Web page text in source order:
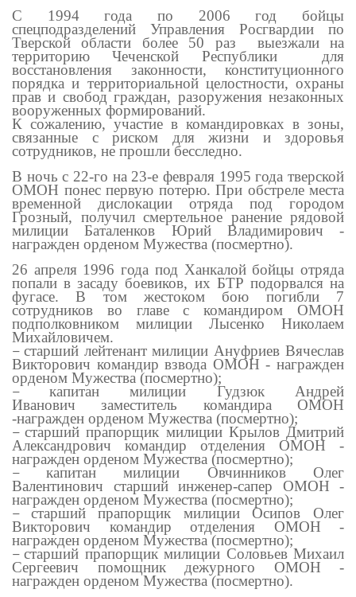
С 1994 года по 2006 год бойцы
спецподразделений Управления Росгвардии по
Тверской области более50 раз выезжали на
территорию Чеченской Республики для
восстановления законности, конституционного
порядка и территориальной целостности, охраны
прав и свобод граждан, разоружения незаконных
вооруженных формирований.
К сожалению, участие в командировках в зоны,
связанные с риском для жизни и здоровья
сотрудников, не прошли бесследно.
В ночь с 22-го на 23-е февраля 1995 года тверской
ОМОН понес первую потерю. При обстреле места
временной дислокации отряда под городом
Грозный, получил смертельное ранение рядовой
милиции Баталенков Юрий Владимирович -
награжден орденом Мужества (посмертно).
26 апреля 1996 года под Ханкалой бойцы отряда
попали в засаду боевиков, их БТР подорвался на
фугасе. В том жестоком бою погибли 7
сотрудников во главе с командиром ОМОН
подполковником милиции Лысенко Николаем
Михайловичем.
— старший лейтенант милиции Ануфриев Вячеслав
Викторович командир взвода ОМОН - награжден
орденом Мужества (посмертно);
—
капитан милиции Гудзюк Андрей
Иванович заместитель командира ОМОН
-награжден орденом Мужества (посмертно);
— старший прапорщик милиции Крылов Дмитрий
Александрович командир отделения ОМОН -
награжден орденом Мужества (посмертно);
—
капитан милиции Овчинников Олег
Валентинович старший инженер-сапер ОМОН -
награжден орденом Мужества (посмертно);
—
старший прапорщик милиции Осипов Олег
Викторович командир отделения ОМОН -
награжден орденом Мужества (посмертно);
— старший прапорщик милиции Соловьев Михаил
Сергеевич помощник дежурного ОМОН -
награжден орденом Мужества (посмертно).